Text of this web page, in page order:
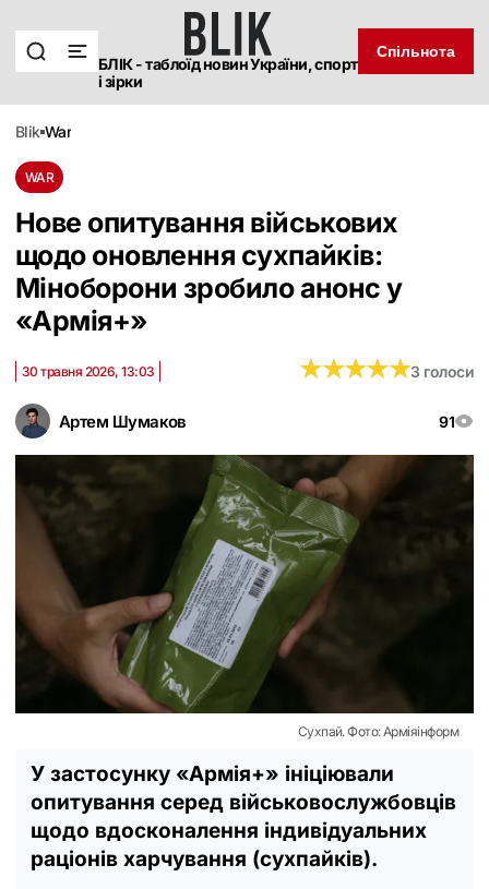
БЛІК - таблоїд новин України, спорт
і зірки
Спільнота
blik war
WAR
Нове опитування військових
щодо оновлення сухпайків:
Міноборони зробило анонс у
«Армія+»
Артем Шумаков 91
30 травня 2026, 13:03 ★★★★★
★★★★★3 голоси
Сухпай. Фото: Арміяінформ
У застосунку «Армія+» ініціювали
опитування серед військовослужбовців
щодо вдосконалення індивідуальних
раціонів харчування (сухпайків).